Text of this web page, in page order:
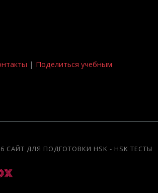
| Поделиться учебным
САЙТ ДЛЯ ПОДГОТОВКИ HSK - HSK ТЕСТЫ